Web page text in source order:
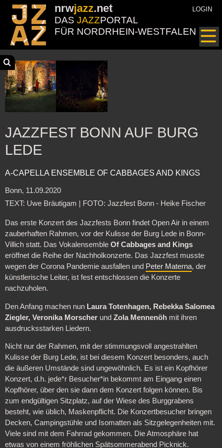
nrwjazz.net
DAS JAZZPORTAL
FÜR NORDRHEIN-WESTFALEN
LOGIN
JAZZFEST BONN AUF BURG
LEDE
A-CAPELLA ENSEMBLE OF CABBAGES AND KINGS
Bonn, 11.09.2020
TEXT: Uwe Bräutigam | FOTO: Jazzfest Bonn - Heike Fischer
Das erste Konzert des Jazzfests Bonn findet Open Air in einem
zauberhaften Rahmen, vor der Kulisse der Burg Lede in Bonn-
Villich statt. Das Vokalensemble Of Cabbages and Kings
eröffnet die Reihe der Nachholkonzerte. Das Jazzfest musste
wegen der Corona Pandemie ausfallen und Peter Materna, der
künstlerische Leiter, ist fest entschlossen die Konzerte
nachzuholen.
Den Anfang machen nun Laura Totenhagen, Rebekka Salomea
Ziegler, Veronika Morscherund Zola Mennenöhmit ihren
ausdrucksstarken Liedern.
Nicht nur der Rahmen, mit der stimmungsvoll angestrahlten
Kulisse der Burg Lede, ist bei diesem Konzert besonders, auch
die äußeren Umstände sind ungewöhnlich. Es ist ein Kopfhörer
Konzert, d.h. jede*r Besucher*in bekommt am Eingang einen
Kopfhörer, über den sie dann dem Konzert folgen können. Bis
zum endgültigen Sitzplatz, auf der Wiese des Burggrabens
besteht, wie üblich, Maskenpflicht. Die Konzertbesucher bringen
Decken, Campingstühle und Isomatten als Sitzgelegenheiten mit.
Viele sind mit dem Fahrrad gekommen. Die Atmosphäre hat
etwas von einem fröhlichen Spätsommerabend Picknick.